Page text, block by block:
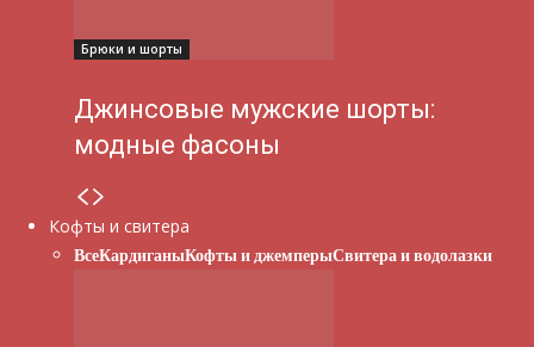
Брюки и шорты
Джинсовые мужские шорты:
модные фасоны
Кофты и свитера
ВсеКардиганыКофты и джемперыСвитера и водолазки